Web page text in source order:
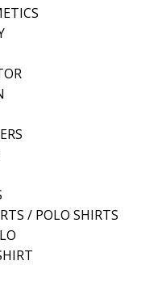
/ POLO SHIRTS